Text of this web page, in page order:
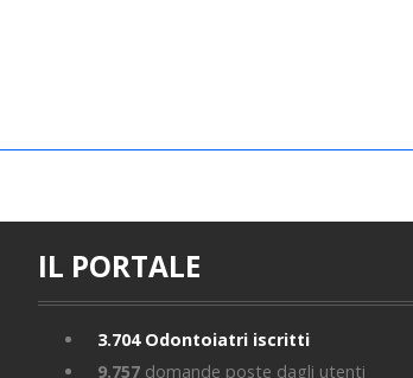
IL PORTALE
3.704Odontoiatri iscritti
9.757 domande poste dagli utenti